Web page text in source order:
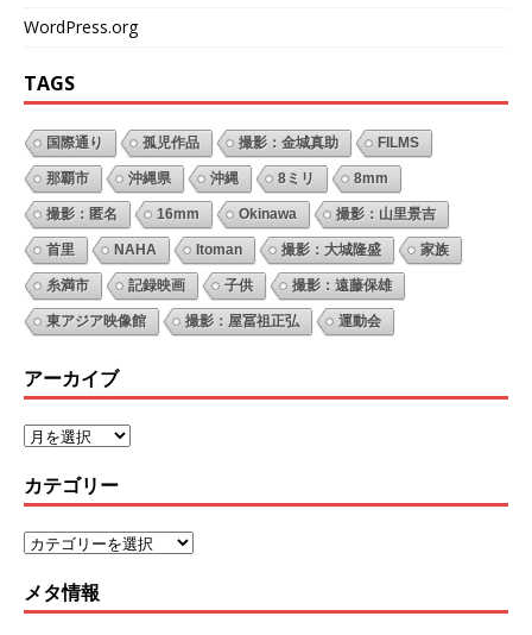
WordPress.org
TAGS
国際通り 孤児作品 撮影：金城真助 FILMS
那覇市 沖縄県 沖縄 8ミリ 8mm
撮影：匿名 16mm Okinawa 撮影：山里景吉
首里 NAHA Itoman 撮影：大城隆盛 家族
糸満市 記録映画 子供 撮影：遠藤保雄
東アジア映像館 撮影：屋冨祖正弘 運動会
アーカイブ
カテゴリー
メタ情報